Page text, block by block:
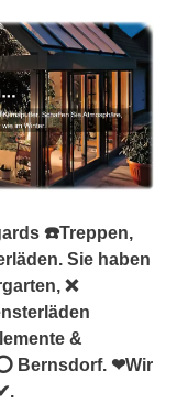
☎️Treppen,
Sie haben
❌
&
Bernsdorf. ❤Wir